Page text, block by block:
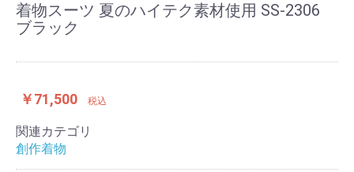
着物スーツ 夏のハイテク素材使用 SS-2306
ブラック
￥71,500 税込
関連カテゴリ
創作着物